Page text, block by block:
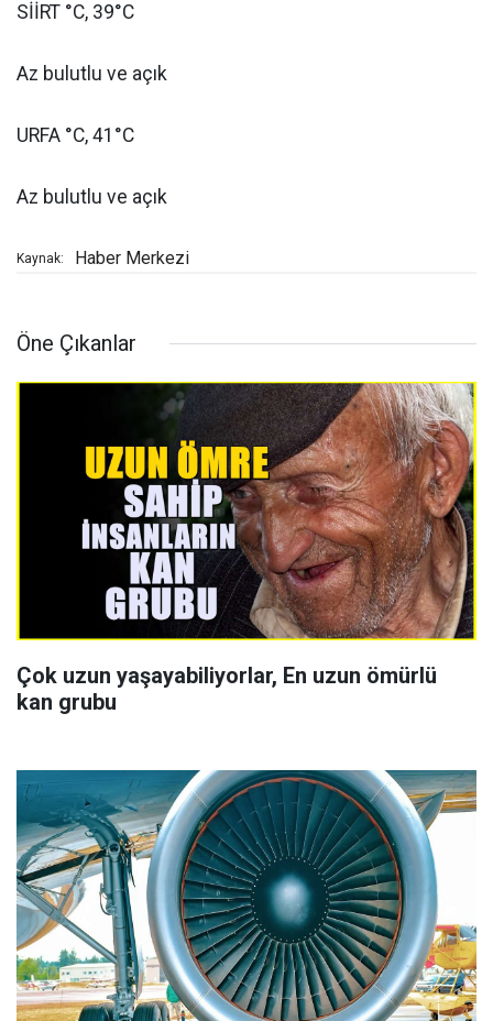
SİİRT °C, 39°C
Az bulutlu ve açık
URFA °C, 41°C
Az bulutlu ve açık
Kaynak: Haber Merkezi
Öne Çıkanlar
Çok uzun yaşayabiliyorlar, En uzun ömürlü
kan grubu